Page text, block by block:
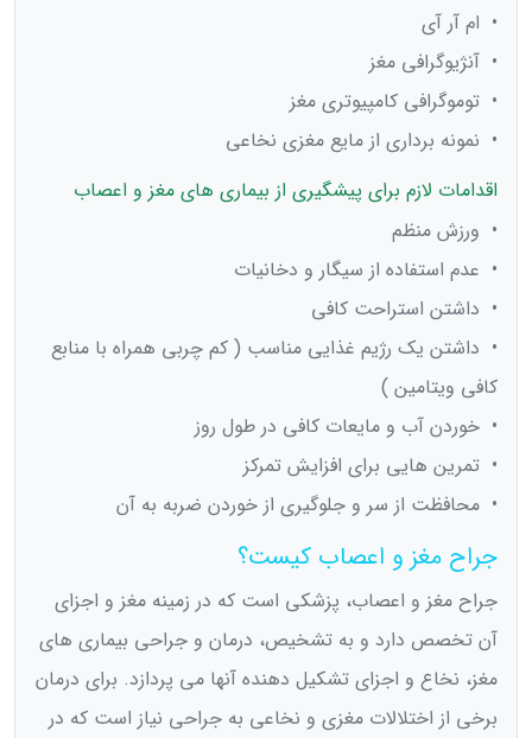
• ام آر آی
• آنژیوگرافی مغز
• توموگرافی کامپیوتری مغز
• نمونه برداری از مایع مغزی نخاعی
اقدامات لازم برای پیشگیری از بیماری های مغز و اعصاب
• ورزش منظم
• عدم استفاده از سیگار و دخانیات
• داشتن استراحت کافی
• داشتن یک رژیم غذایی مناسب ( کم چربی همراه با منابع
کافی ویتامین )
• خوردن آب و مایعات کافی در طول روز
• تمرین هایی برای افزایش تمرکز
• محافظت از سر و جلوگیری از خوردن ضربه به آن
جراح مغز و اعصاب کیست؟
جراح مغز و اعصاب، پزشکی است که در زمینه مغز و اجزای
آن تخصص دارد و به تشخیص، درمان و جراحی بیماری های
مغز، نخاع و اجزای تشکیل دهنده آنها می پردازد. برای درمان
برخی از اختلالات مغزی و نخاعی به جراحی نیاز است که در